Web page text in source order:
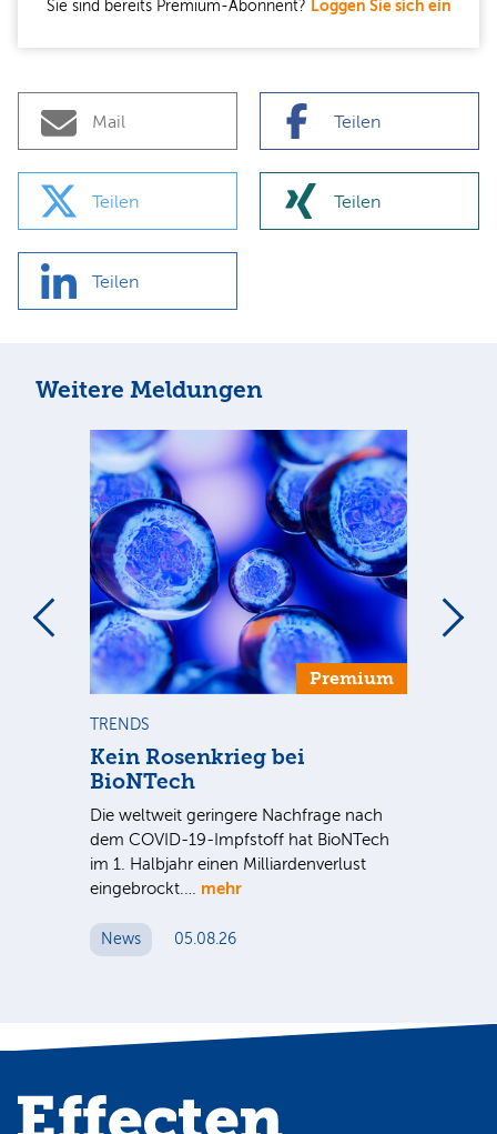
Sie sind bereits Premium-Abonnent? Loggen Sie sich ein
Mail Teilen
Teilen Teilen
Teilen
Weitere Meldungen
Premium
TRENDS
Kein Rosenkrieg bei
BioNTech
Die weltweit geringere Nachfrage nach
dem COVID-19-Impfstoff hat BioNTech
im 1. Halbjahr einen Milliardenverlust
eingebrockt.… mehr
News 05.08.26